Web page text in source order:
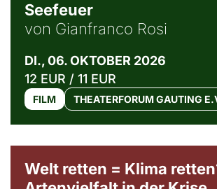
Seefeuer
von Gianfranco Rosi
DI., 06. OKTOBER 2026
12 EUR / 11 EUR
FILM THEATERFORUM GAUTING
Welt retten = Klima